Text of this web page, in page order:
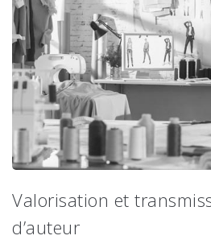
Valorisation et
d’auteur